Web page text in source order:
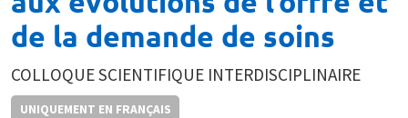
de la demande de soins
COLLOQUE SCIENTIFIQUE INTERDISCIPLINAIRE
UNIQUEMENT EN FRANÇAIS